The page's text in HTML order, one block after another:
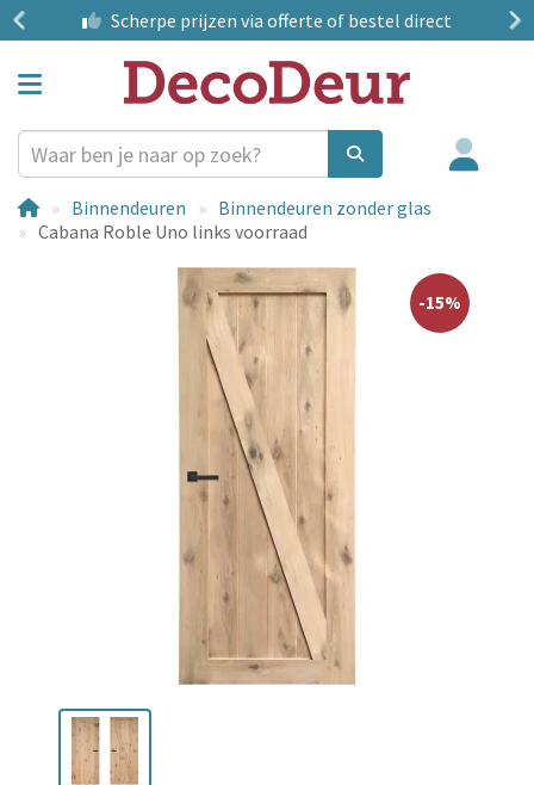
Scherpe prijzen via offerte of bestel direct
Binnendeuren
Binnendeuren zonder glas
Cabana Roble Uno links voorraad
-15%